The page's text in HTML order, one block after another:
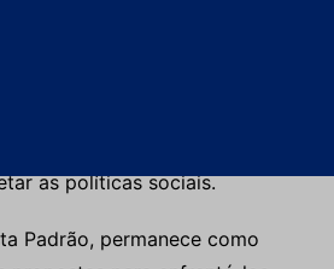
e ágil do Estado, com
Crescimento):
as políticas sociais.
Padrão, permanece como